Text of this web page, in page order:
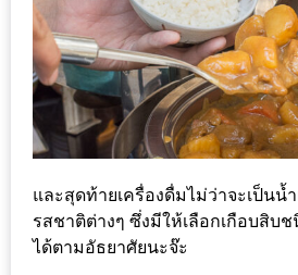
ไม่
เกิน
200
บาท
ดี
กับ
และสุดท้ายเครื่องดื่มไม่ว่าจะเป็นน้
รสชาติต่างๆ ซึ่งมีให้เลือกเกือบสิบ
ได้ตามอัธยาศัยนะจ๊ะ